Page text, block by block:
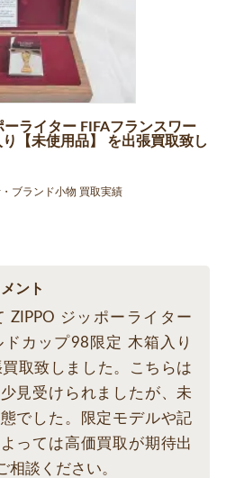
ライター FIFAフランスワー
【未使用品】 を出張買取致し
ブランド小物 買取実績
ント
ZIPPO ジッポーライター
ドカップ98限定 木箱入り
買取致しました。こちらは
見受けられましたが、未
でした。限定モデルや記
っては高価買取が期待出
相談ください。